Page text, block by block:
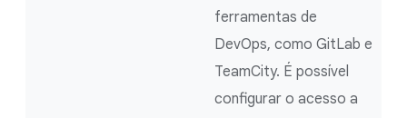
ferramentas de
DevOps, como GitLab e
TeamCity. É possível
configurar o acesso a